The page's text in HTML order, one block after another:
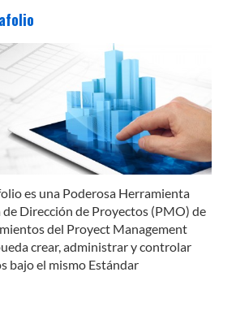
es una Poderosa Herramienta
Dirección de Proyectos (PMO) de
del Proyect Management
crear, administrar y controlar
bajo el mismo Estándar